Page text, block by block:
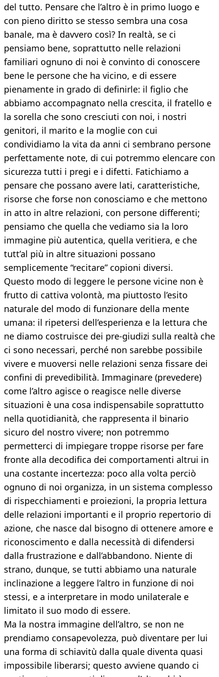
del tutto. Pensare che l’altro è in primo luogo e
con pieno diritto se stesso sembra una cosa
banale, ma è davvero così? In realtà, se ci
pensiamo bene, soprattutto nelle relazioni
familiari ognuno di noi è convinto di conoscere
bene le persone che ha vicino, e di essere
pienamente in grado di definirle: il figlio che
abbiamo accompagnato nella crescita, il fratello e
la sorella che sono cresciuti con noi, i nostri
genitori, il marito e la moglie con cui
condividiamo la vita da anni ci sembrano persone
perfettamente note, di cui potremmo elencare con
sicurezza tutti i pregi e i difetti. Fatichiamo a
pensare che possano avere lati, caratteristiche,
risorse che forse non conosciamo e che mettono
in atto in altre relazioni, con persone differenti;
pensiamo che quella che vediamo sia la loro
immagine più autentica, quella veritiera, e che
tutt’al più in altre situazioni possano
semplicemente “recitare” copioni diversi.
Questo modo di leggere le persone vicine non è
frutto di cattiva volontà, ma piuttosto l’esito
naturale del modo di funzionare della mente
umana: il ripetersi dell’esperienza e la lettura che
ne diamo costruisce dei pre-giudizi sulla realtà che
ci sono necessari, perché non sarebbe possibile
vivere e muoversi nelle relazioni senza fissare dei
confini di prevedibilità. Immaginare (prevedere)
come l’altro agisce o reagisce nelle diverse
situazioni è una cosa indispensabile soprattutto
nella quotidianità, che rappresenta il binario
sicuro del nostro vivere; non potremmo
permetterci di impiegare troppe risorse per fare
fronte alla decodifica dei comportamenti altrui in
una costante incertezza: poco alla volta perciò
ognuno di noi organizza, in un sistema complesso
di rispecchiamenti e proiezioni, la propria lettura
delle relazioni importanti e il proprio repertorio di
azione, che nasce dal bisogno di ottenere amore e
riconoscimento e dalla necessità di difendersi
dalla frustrazione e dall’abbandono. Niente di
strano, dunque, se tutti abbiamo una naturale
inclinazione a leggere l’altro in funzione di noi
stessi, e a interpretare in modo unilaterale e
limitato il suo modo di essere.
Ma la nostra immagine dell’altro, se non ne
prendiamo consapevolezza, può diventare per lui
una forma di schiavitù dalla quale diventa quasi
impossibile liberarsi; questo avviene quando ci